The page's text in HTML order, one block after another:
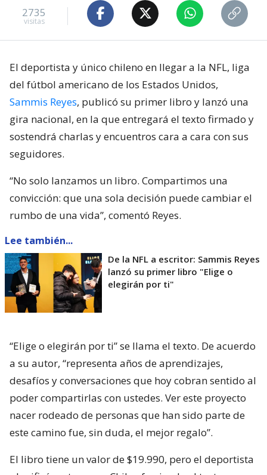
2735
visitas
El deportista y único chileno en llegar a la NFL, liga
del fútbol americano de los Estados Unidos,
Sammis Reyes, publicó su primer libro y lanzó una
gira nacional, en la que entregará el texto firmado y
sostendrá charlas y encuentros cara a cara con sus
seguidores.
“No solo lanzamos un libro. Compartimos una
convicción: que una sola decisión puede cambiar el
rumbo de una vida”, comentó Reyes.
Lee también...
De la NFL a escritor: Sammis Reyes
lanzó su primer libro "Elige o
elegirán por ti"
“Elige o elegirán por ti” se llama el texto. De acuerdo
a su autor, “representa años de aprendizajes,
desafíos y conversaciones que hoy cobran sentido al
poder compartirlas con ustedes. Ver este proyecto
nacer rodeado de personas que han sido parte de
este camino fue, sin duda, el mejor regalo”.
El libro tiene un valor de $19.990, pero el deportista